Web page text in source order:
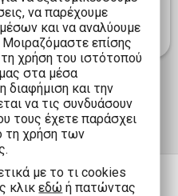
φέρτε την ενέργεια του
στο χώρο σας.
να παρέχουμε
και να αναλύουμε
επίσης
χρήση του ιστότοπού
στα μέσα
διαφήμιση και την
να τις συνδυάσουν
τους έχετε παράσχει
τη χρήση των
με το τι cookies
κλικεδώ ή πατώντας